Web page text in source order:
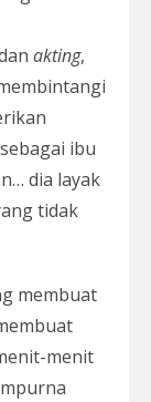
akting,
ibu
dia layak
tidak
membuat
menit